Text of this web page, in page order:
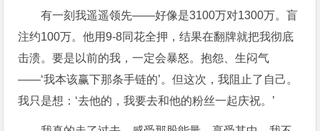
有一刻我遥遥领先——好像是3100万对1300万。盲
注约100万。他用9-8同花全押，结果在翻牌就把我彻底
击溃。要是以前的我，一定会暴怒。抱怨、生闷气
——‘我本该赢下那条手链的’。但这次，我阻止了自己。
我只是想：‘去他的，我要去和他的粉丝一起庆祝。’